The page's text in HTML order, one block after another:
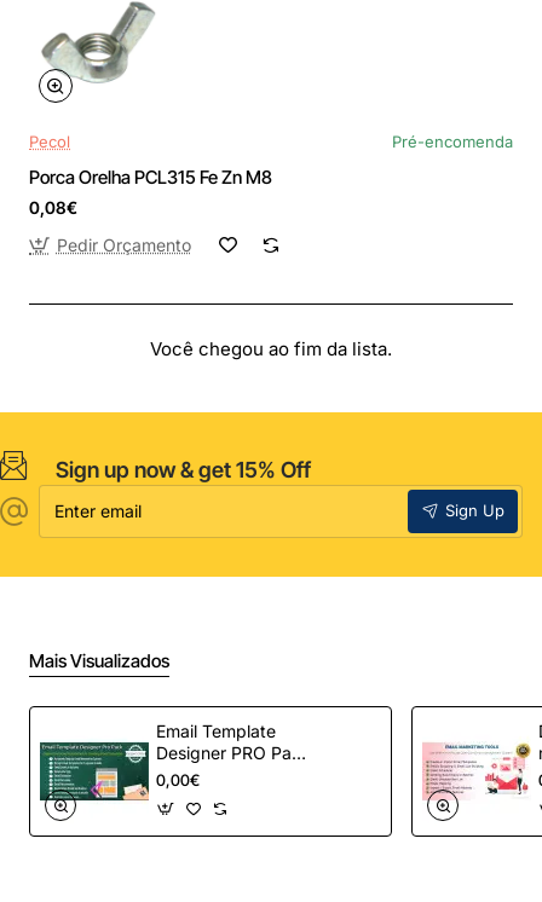
Pecol Pré-encomenda
Porca Orelha PCL315 Fe Zn M8
0,08€
Pedir Orçamento
Você chegou ao fim da lista.
Sign up now & get 15% Off
Enter
email
Sign Up
Mais Visualizados
Email Template
Designer PRO Pack
– Automação de e-
mail definitiva para
OpenCart
0,00€